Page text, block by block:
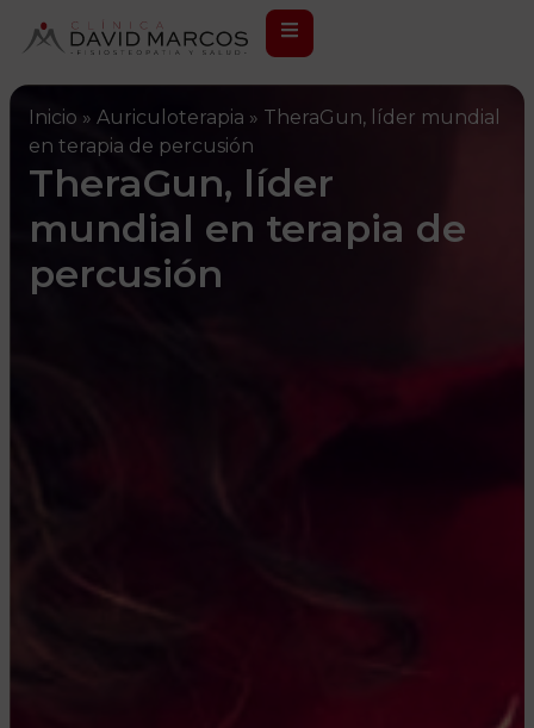
Inicio » Auriculoterapia » TheraGun, líder mundial
en terapia de percusión
TheraGun, líder
mundial en terapia de
percusión